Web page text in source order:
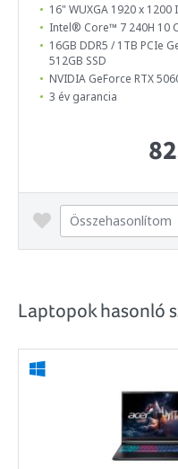
16" WUXGA 1920 x 1200
Intel® Core™ 7 240H 10
16GB DDR5 / 1TB PCIe
512GB SSD
NVIDIA GeForce RTX
3 év garancia
Összehasonlítom
Laptopok hasonló